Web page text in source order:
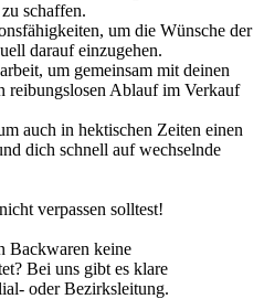
schaffen.
um die Wünsche der
darauf einzugehen.
um gemeinsam mit deinen
Ablauf im Verkauf
auch in hektischen Zeiten einen
dich schnell auf wechselnde
verpassen solltest!
Backwaren keine
Bei uns gibt es klare
oder Bezirksleitung.